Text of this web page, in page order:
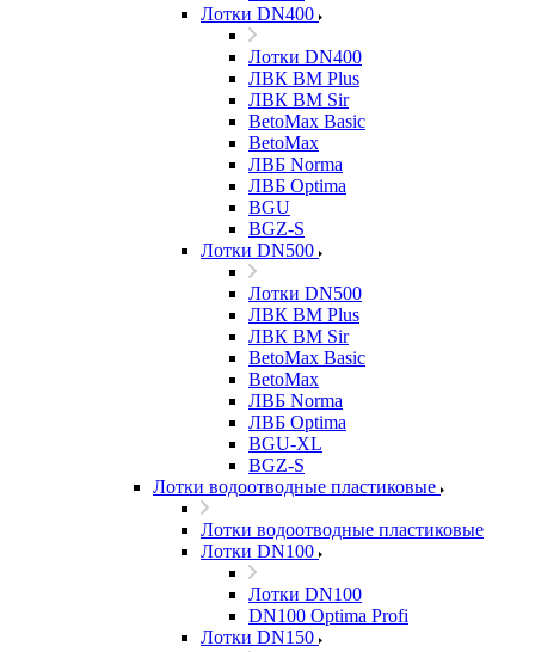
Лотки DN400
Лотки DN400
ЛВК ВМ Plus
ЛВК ВМ Sir
BetoMax Basic
BetoMax
ЛВБ Norma
ЛВБ Optima
BGU
BGZ-S
Лотки DN500
Лотки DN500
ЛВК ВМ Plus
ЛВК ВМ Sir
BetoMax Basic
BetoMax
ЛВБ Norma
ЛВБ Optima
BGU-XL
BGZ-S
Лотки водоотводные пластиковые
Лотки водоотводные пластиковые
Лотки DN100
Лотки DN100
DN100 Optima Profi
Лотки DN150